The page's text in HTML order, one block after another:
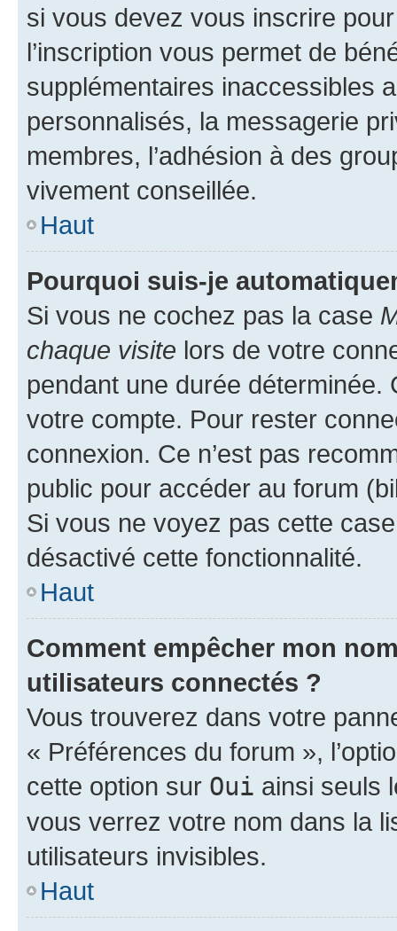
si vous devez vous inscrire
l’inscription vous permet de
supplémentaires inaccessibles
personnalisés, la messagerie
membres, l’adhésion à des
vivement conseillée.
Haut
Pourquoi suis-je
Si vous ne cochez pas la case
chaque visite lors de votre
pendant une durée déterminée.
votre compte. Pour rester
connexion. Ce n’est pas
public pour accéder au forum
Si vous ne voyez pas cette
désactivé cette fonctionnalité.
Haut
Comment empêcher mon
utilisateurs connectés ?
Vous trouverez dans votre
« Préférences du forum »,
cette option sur Oui ainsi seuls
vous verrez votre nom dans la
utilisateurs invisibles.
Haut